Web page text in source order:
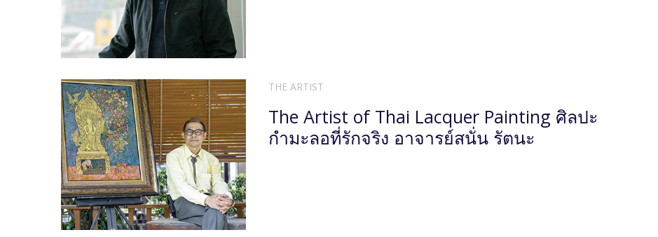
THE ARTIST
The Artist of Thai Lacquer Painting ศิลปะ
กํามะลอที่รักจริง อาจารย์สนั่น รัตนะ